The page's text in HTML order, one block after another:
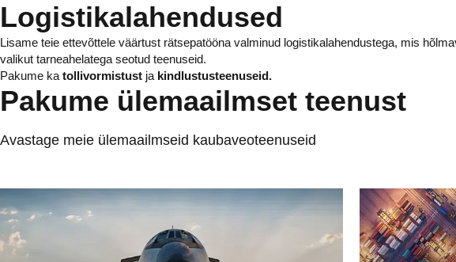
Logistikalahendused
Lisame teie ettevõttele väärtust rätsepatööna valminud logistikalahendustega, mis
valikut tarneahelatega seotud teenuseid.
Pakume ka tollivormistust ja kindlustusteenuseid.
Pakume ülemaailmset teenust
Avastage meie ülemaailmseid kaubaveoteenuseid